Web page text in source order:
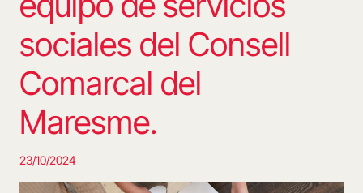
sociales del Consell
Comarcal del
Maresme.
23/10/2024